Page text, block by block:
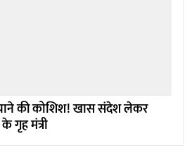
की कोशिश! खास संदेश लेकर
गृह मंत्री